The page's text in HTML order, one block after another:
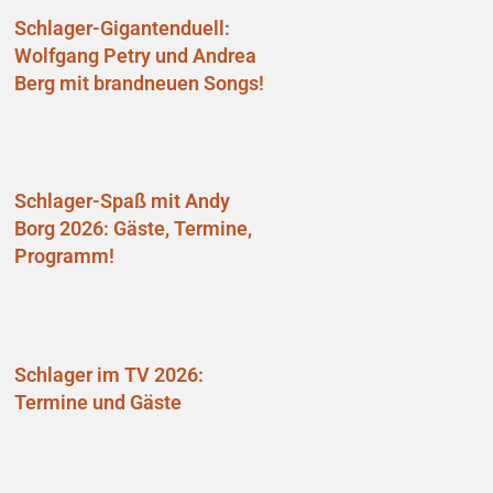
Schlager-Gigantenduell:
Wolfgang Petry und Andrea
Berg mit brandneuen Songs!
Schlager-Spaß mit Andy
Borg 2026: Gäste, Termine,
Programm!
Schlager im TV 2026:
Termine und Gäste